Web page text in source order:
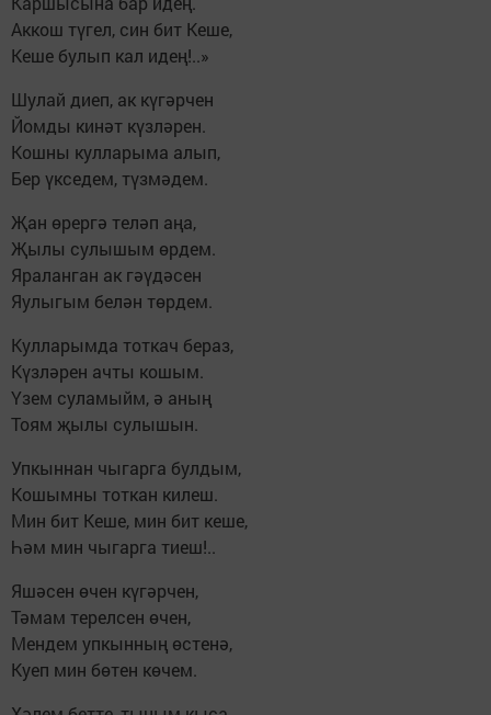
Аккош түгел, син бит Кеше,
Кеше булып кал идең!..»
Шулай диеп, ак күгәрчен
Йомды кинәт күзләрен.
Кошны кулларыма алып,
Бер үкседем, түзмәдем.
Җан өрергә теләп аңа,
Җылы сулышым өрдем.
Яраланган ак гәүдәсен
Яулыгым белән төрдем.
Кулларымда тоткач бераз,
Күзләрен ачты кошым.
Үзем суламыйм, ә аның
Тоям җылы сулышын.
Упкыннан чыгарга булдым,
Кошымны тоткан килеш.
Мин бит Кеше, мин бит кеше,
Һәм мин чыгарга тиеш!..
Яшәсен өчен күгәрчен,
Тәмам терелсен өчен,
Мендем упкынның өстенә,
Куеп мин бөтен көчем.